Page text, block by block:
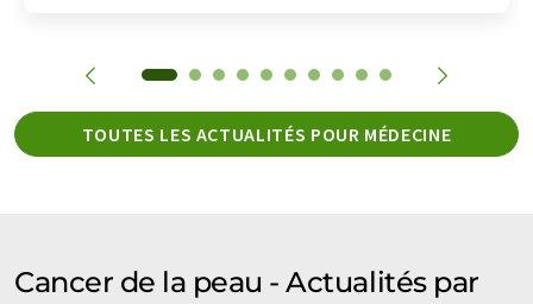
TOUTES LES ACTUALITÉS POUR MÉDECINE
Cancer de la peau - Actualités par